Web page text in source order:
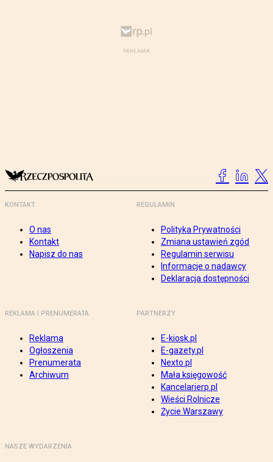
KONTAKT
O nas
Kontakt
Napisz do nas
REGULAMIN
Polityka Prywatności
Zmiana ustawień zgód
Regulamin serwisu
Informacje o nadawcy
Deklaracja dostępności
REKLAMA I PRENUMERATA
Reklama
Ogłoszenia
Prenumerata
Archiwum
PARTNERZY
E-kiosk.pl
E-gazety.pl
Nexto.pl
Mała księgowość
Kancelarierp.pl
Wieści Rolnicze
Życie Warszawy
NASZE WYDARZENIA